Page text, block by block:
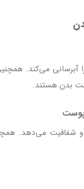
می‌کند.
بدن هستند.
می‌دهد.